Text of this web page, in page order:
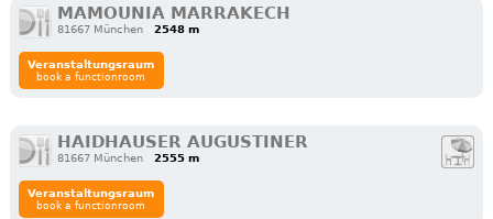
MAMOUNIA MARRAKECH
81667 München 2548 m
Veranstaltungsraum
book a functionroom
HAIDHAUSER AUGUSTINER
81667 München 2555 m
Veranstaltungsraum
book a functionroom